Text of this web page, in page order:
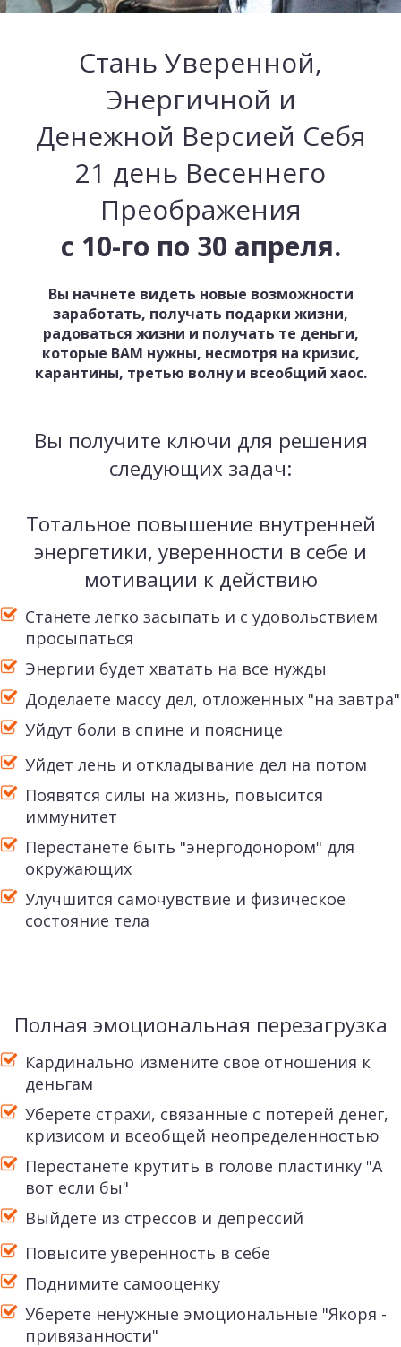
Стань Уверенной,
Энергичной и
Денежной Версией Себя
21 день Весеннего
Преображения
с 10-го по 30 апреля.
Вы начнете видеть новые возможности
заработать, получать подарки жизни,
радоваться жизни и получать те деньги,
которые ВАМ нужны, несмотря на кризис,
карантины, третью волну и всеобщий хаос.
Вы получите ключи для решения
следующих задач:
Тотальное повышение внутренней
энергетики, уверенности в себе и
мотивации к действию
Станете легко засыпать и с удовольствием
просыпаться
Энергии будет хватать на все нужды
Доделаете массу дел, отложенных "на завтра"
Уйдут боли в спине и пояснице
Уйдет лень и откладывание дел на потом
Появятся силы на жизнь, повысится
иммунитет
Перестанете быть "энергодонором" для
окружающих
Улучшится самочувствие и физическое
состояние тела
Полная эмоциональная перезагрузка
Кардинально измените свое отношения к
деньгам
Уберете страхи, связанные с потерей денег,
кризисом и всеобщей неопределенностью
Перестанете крутить в голове пластинку "А
вот если бы"
Выйдете из стрессов и депрессий
Повысите уверенность в себе
Поднимите самооценку
Уберете ненужные эмоциональные "Якоря -
привязанности"